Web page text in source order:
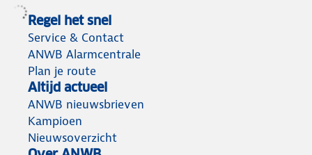
Regel het snel
Service & Contact
ANWB Alarmcentrale
Plan je route
Altijd actueel
ANWB nieuwsbrieven
Kampioen
Nieuwsoverzicht